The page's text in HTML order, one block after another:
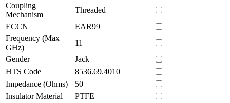
Coupling
Mechanism
Threaded
ECCN
EAR99
Frequency (Max
GHz)
11
Gender
Jack
HTS Code
8536.69.4010
Impedance (Ohms)
50
Insulator Material
PTFE